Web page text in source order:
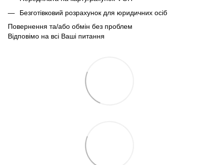
Безготівковий розрахунок для юридичних осіб
Повернення та/або обмін без проблем
Відповімо на всі Ваші питання